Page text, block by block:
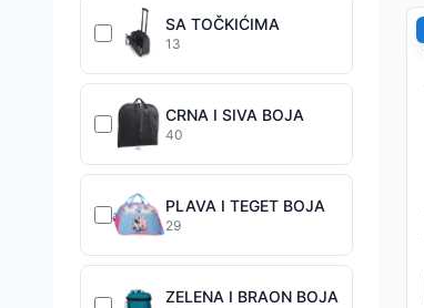
SA TOČKIĆIMA
13
CRNA I SIVA BOJA
40
PLAVA I TEGET BOJA
29
ZELENA I BRAON BOJA